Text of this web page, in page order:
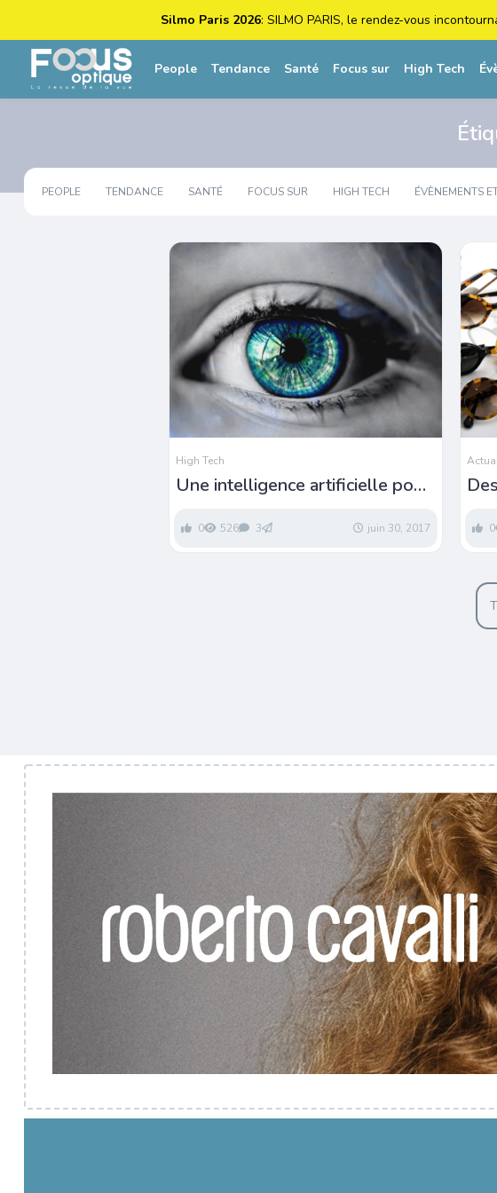
Silmo Paris 2026: SILMO PARIS, le rendez-vous
People Tendance Santé Focus sur High Tech
PEOPLE TENDANCE SANTÉ FOCUS SUR HIGH TECH ÉVÈNEMENTS
High Tech
Une intelligence artificielle pour
0 526 3 juin 30, 2017 0